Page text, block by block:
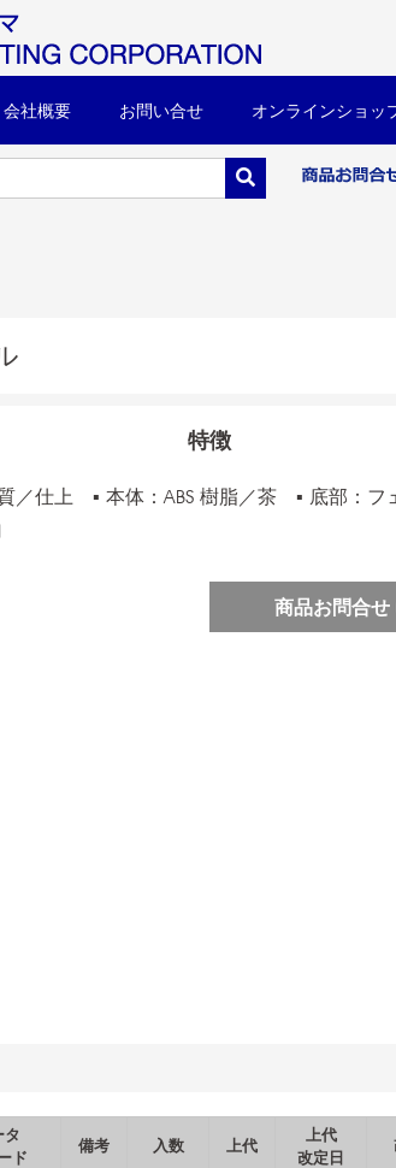
会社概要 お問い合せ オンラインショッ
特徴
／仕上 ▪ 本体：ABS 樹脂／茶 ▪ 底部：フ
商品お問合せ
タ
ド
備考 入数 上代
上代
改定日